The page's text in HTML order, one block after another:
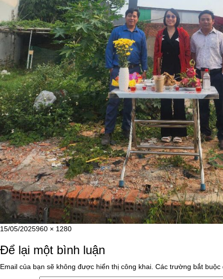
Đăng
ngày
15/05/2025Kích
đầy
960 × 1280
Để lại một bình luận
Email của bạn sẽ không được hiển thị công khai. Các trường bắt buộc